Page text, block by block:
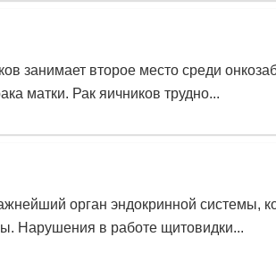
занимает второе место среди
матки. Рак яичников трудно...
орган эндокринной системы,
Нарушения в работе щитовидки...